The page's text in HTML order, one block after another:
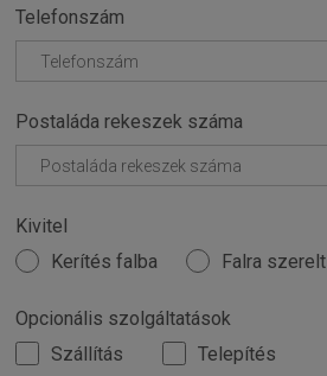
Telefonszám
Postaláda rekeszek száma
Kivitel
Kerítés falba
Falra szerelt
Opcionális szolgáltatások
Szállítás
Telepítés